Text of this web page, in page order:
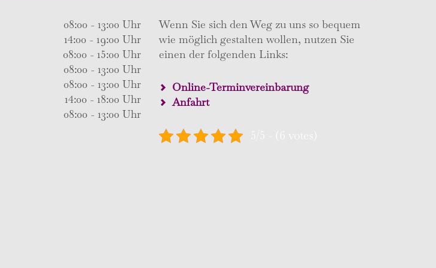
08:00 - 13:00 Uhr
14:00 - 19:00 Uhr
08:00 - 15:00 Uhr
08:00 - 13:00 Uhr
08:00 - 13:00 Uhr
14:00 - 18:00 Uhr
08:00 - 13:00 Uhr
Wenn Sie sich den Weg zu uns so bequem
wie möglich gestalten wollen, nutzen Sie
einen der folgenden Links:
Online-Terminvereinbarung
Anfahrt
5/5 - (6 votes)